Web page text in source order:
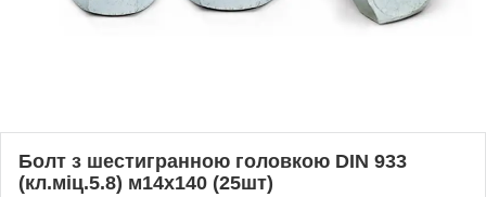
Болт з шестигранною головкою DIN 933
(кл.міц.5.8) м14х140 (25шт)